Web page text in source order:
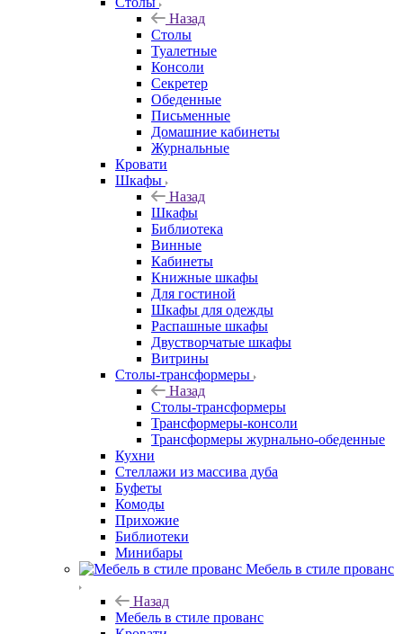
Назад
Столы
Туалетные
Консоли
Секретер
Обеденные
Письменные
Домашние кабинеты
Журнальные
Кровати
Шкафы
Назад
Шкафы
Библиотека
Винные
Кабинеты
Книжные шкафы
Для гостиной
Шкафы для одежды
Распашные шкафы
Двустворчатые шкафы
Витрины
Столы-трансформеры
Назад
Столы-трансформеры
Трансформеры-консоли
Трансформеры журнально-обеденные
Кухни
Стеллажи из массива дуба
Буфеты
Комоды
Прихожие
Библиотеки
Минибары
Мебель в стиле прованс
Назад
Мебель в стиле прованс